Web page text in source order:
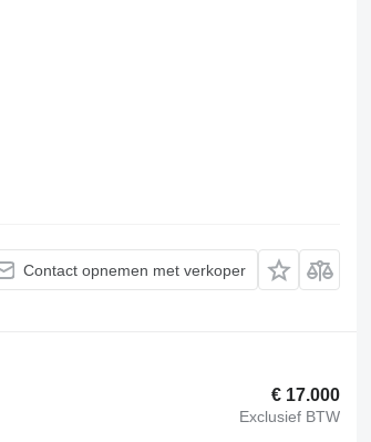
Contact opnemen met verkoper
€ 17.000
Exclusief BTW